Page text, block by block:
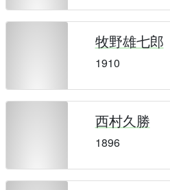
牧野雄七郎
1910
西村久勝
1896